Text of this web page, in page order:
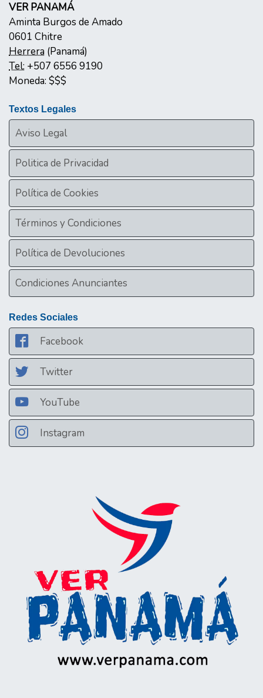
VER PANAMÁ
Aminta Burgos de Amado
0601 Chitre
Herrera (Panamá)
Tel: +507 6556 9190
Moneda: $$$
Textos Legales
Aviso Legal
Politica de Privacidad
Política de Cookies
Términos y Condiciones
Política de Devoluciones
Condiciones Anunciantes
Redes Sociales
Facebook
Twitter
YouTube
Instagram